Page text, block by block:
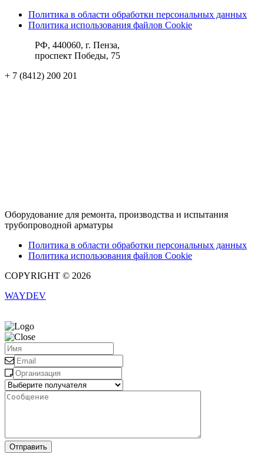
Политика в области обработки персональных данных
Политика использования файлов Cookie
РФ, 440060, г. Пенза,
проспект Победы, 75
+ 7 (8412) 200 201
Оборудование для ремонта, производства и испытания
трубопроводной арматуры
Политика в области обработки персональных данных
Политика использования файлов Cookie
COPYRIGHT © 2026
WAYDEV
Отправить